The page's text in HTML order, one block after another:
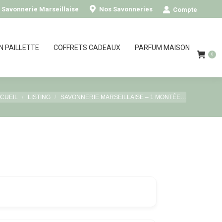
Marseillaise Nos Savonneries Compte
PAILLETTE COFFRETS CADEAUX PARFUM MAISON
0
êtes ici :
LISTING SAVONNERIE MARSEILLAISE – 1 MONTÉE…